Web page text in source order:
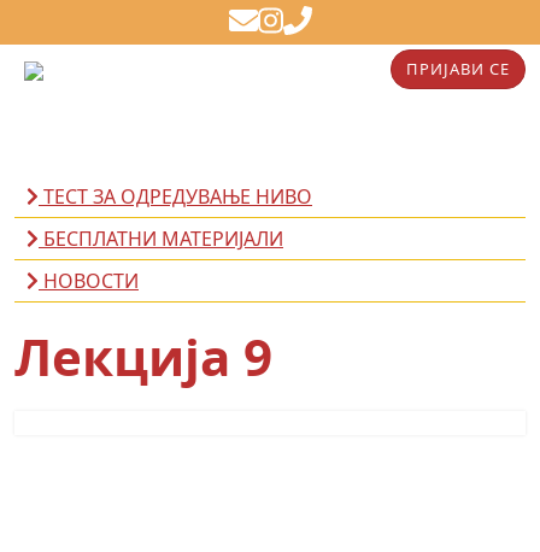
ПРИЈАВИ СЕ
ТЕСТ ЗА ОДРЕДУВАЊЕ НИВО
БЕСПЛАТНИ МАТЕРИЈАЛИ
НОВОСТИ
Лекција 9